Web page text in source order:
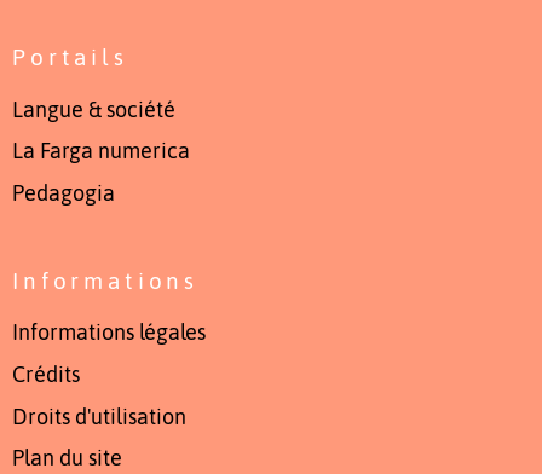
Portails
Langue & société
La Farga numerica
Pedagogia
Informations
Informations légales
Crédits
Droits d'utilisation
Plan du site